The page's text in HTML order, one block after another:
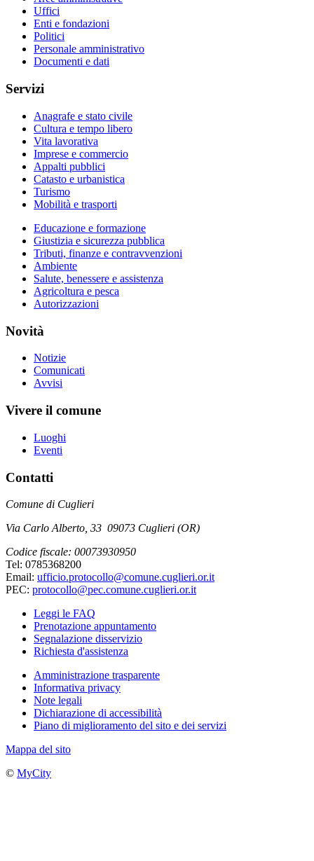
Uffici
Enti e fondazioni
Politici
Personale amministrativo
Documenti e dati
Servizi
Anagrafe e stato civile
Cultura e tempo libero
Vita lavorativa
Imprese e commercio
Appalti pubblici
Catasto e urbanistica
Turismo
Mobilità e trasporti
Educazione e formazione
Giustizia e sicurezza pubblica
Tributi, finanze e contravvenzioni
Ambiente
Salute, benessere e assistenza
Agricoltura e pesca
Autorizzazioni
Novità
Notizie
Comunicati
Avvisi
Vivere il comune
Luoghi
Eventi
Contatti
Comune di Cuglieri
Via Carlo Alberto, 33 09073 Cuglieri (OR)
Codice fiscale: 00073930950
Tel: 0785368200
Email: ufficio.protocollo@comune.cuglieri.or.it
PEC: protocollo@pec.comune.cuglieri.or.it
Leggi le FAQ
Prenotazione appuntamento
Segnalazione disservizio
Richiesta d'assistenza
Amministrazione trasparente
Informativa privacy
Note legali
Dichiarazione di accessibilità
Piano di miglioramento del sito e dei servizi
Mappa del sito
© MyCity